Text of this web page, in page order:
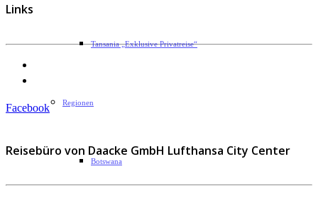
Tansania „Exklusive Privatreise“
Regionen
Botswana
Links
Facebook
Reisebüro von Daacke GmbH Lufthansa City Center